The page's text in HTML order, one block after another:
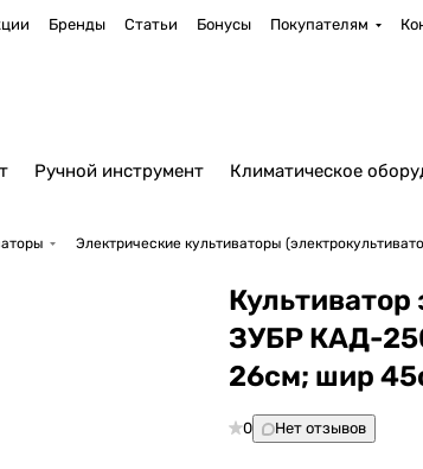
Бренды Статьи Бонусы Покупателям
Ручной инструмент Климатическое
Электрические культиваторы
Культиватор
ЗУБР КАД-
26см; шир
0 Нет отзывов